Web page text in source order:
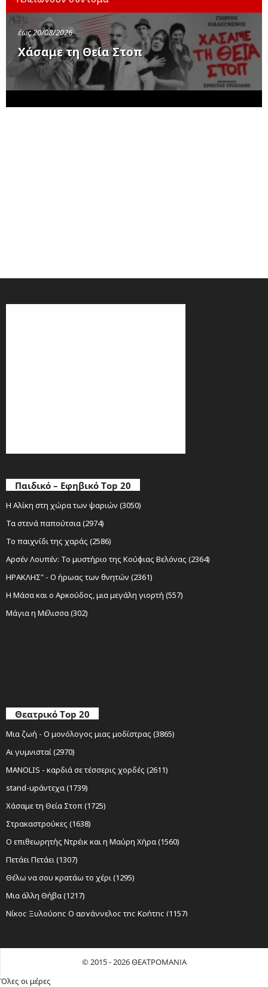
έως 20/08/2026
Χάσαμε τη Θεία Στοπ
Παιδικό – Εφηβικό Top 20
Η Αλίκη στη χώρα των ψαριών (3050)
Τα στενά παπούτσια (2974)
Το παιχνίδι της χαράς (2586)
Αρσέν Λουπέν: Το μυστήριο της Κούφιας Βελόνας (2364)
ΗΡΑΚΛΗΣ" - Ο ήρωας των θνητών (2361)
Η Μάσα και ο Αρκούδος, μια μεγάλη γιορτή (557)
Μάγια η Μέλισσα (302)
Θεατρικό Top 20
Μια ζωή - Ο μονόλογος μιας μοδίστρας (3865)
Αι γυμνισταί (2970)
MANOLIS - καρδιά σε τέσσερις χορδές (2611)
stand-upάντεχα (1739)
Χάσαμε τη Θεία Στοπ (1725)
Στρακαστρούκες (1638)
Ο επιθεωρητής Ντρέικ και η Μαύρη Χήρα (1560)
Πετάει Πετάει (1307)
Θέλω να σου κρατάω το χέρι (1295)
Μια άλλη Θήβα (1217)
Νίκος Ξυλούρης Ο αρχάγγελος της Κρήτης (1157)
Ο Σώζων Εαυτόν Σωθήτω (1098)
Όχι Άλλο Κάρβουνο (1024)© 2015 - 2026 ΘΕΑΤΡΟΜΑΝΙΑ
Όλες οι μέρες